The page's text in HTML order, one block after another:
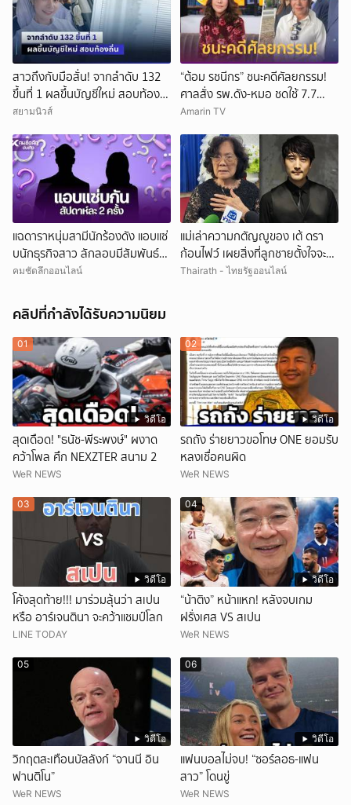
สาวถึงกับมือสั่น! จากลำดับ 132
ขึ้นที่ 1 ผลขึ้นบัญชีใหม่ สอบท้อง
ถิ่น
สยามนิวส์
“ต้อม รชนีกร” ชนะคดีศัลยกรรม!
ศาลสั่ง รพ.ดัง-หมอ ชดใช้ 7.7
ล้าน
Amarin TV
แฉดาราหนุ่มสามีนักร้องดัง แอบแซ่
บนักธุรกิจสาว ลักลอบมีสัมพันธ์
สัปดาห์ละ 2 ครั้ง
คมชัดลึกออนไลน์
แม่เล่าความกตัญญูของ เต้ ดรา
ก้อนไฟว์ เผยสิ่งที่ลูกชายตั้งใจจะทำ
แต่ต้องมาจากไปก่อน
Thairath - ไทยรัฐออนไลน์
คลิปที่กำลังได้รับความนิยม
วิดีโอ
01
สุดเดือด! "ธนัช-พีระพงษ์" ผงาด
คว้าโพล ศึก NEXZTER สนาม 2
WeR NEWS
วิดีโอ
02
รถถัง ร่ายยาวขอโทษ ONE ยอมรับ
หลงเชื่อคนผิด
WeR NEWS
วิดีโอ
03
โค้งสุดท้าย!!! มาร่วมลุ้นว่า สเปน
หรือ อาร์เจนตินา จะคว้าแชมป์โลก
LINE TODAY
วิดีโอ
04
“น้าติง” หน้าแหก! หลังจบเกม
ฝรั่งเศส VS สเปน
WeR NEWS
วิดีโอ
05
วิกฤตสะเทือนบัลลังก์ “จานนี อิน
ฟานติโน”
WeR NEWS
วิดีโอ
06
แฟนบอลไม่จบ! “ซอร์ลอธ-แฟน
สาว” โดนขู่
WeR NEWS